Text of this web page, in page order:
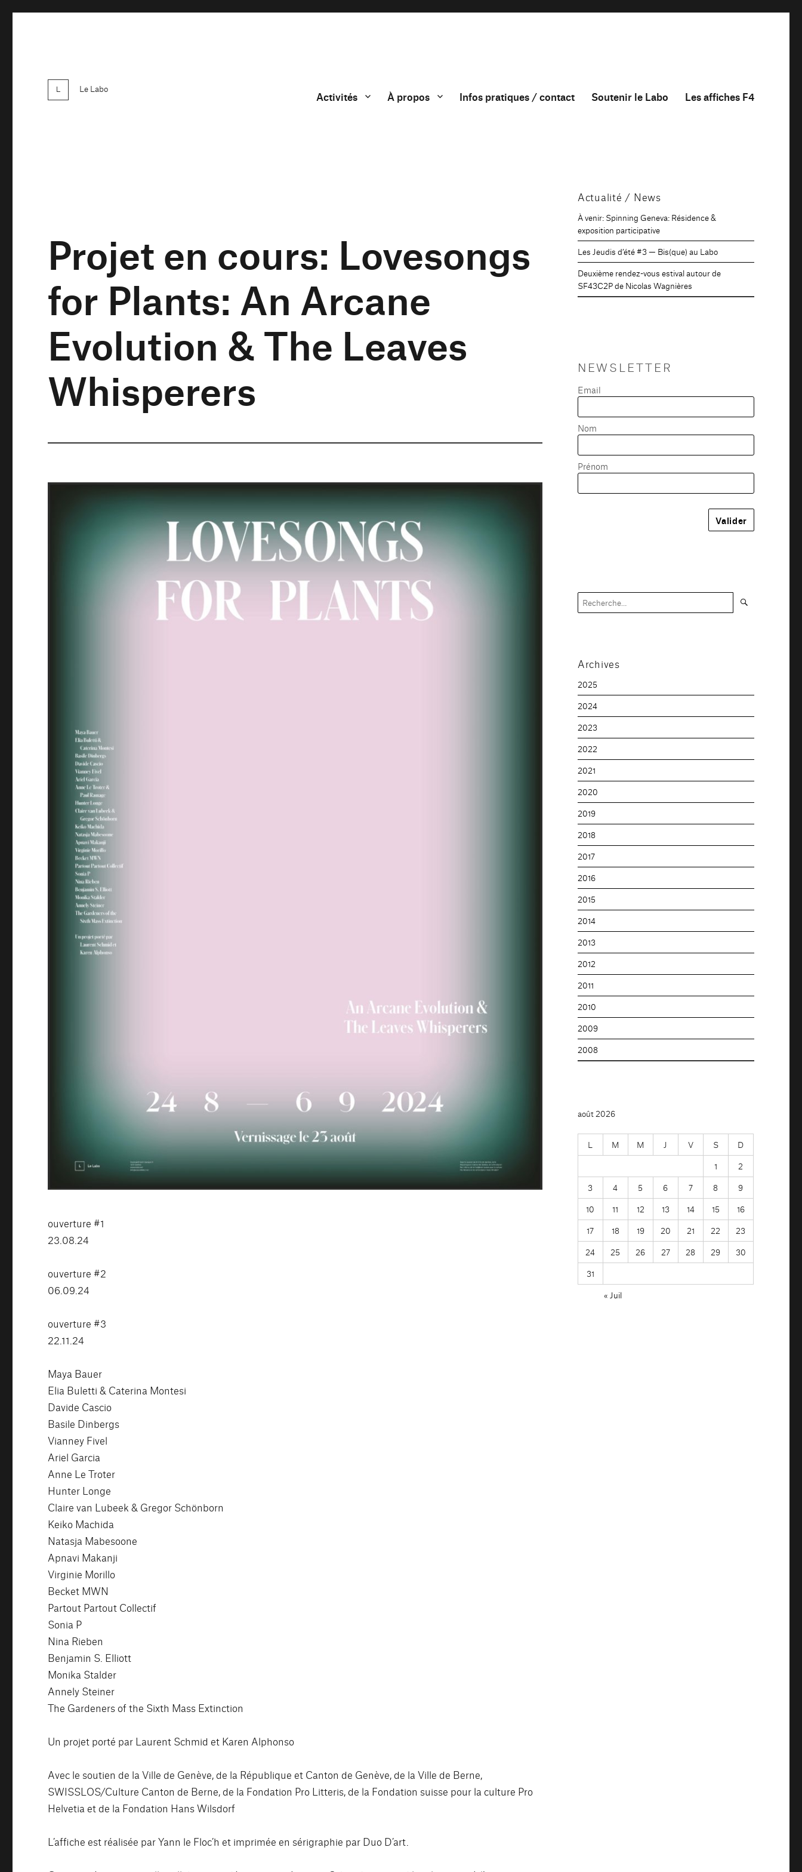
Le Labo
Activités À propos Infos pratiques / contact Soutenir le Labo Les affiches F4
Projet en cours: Lovesongs
for Plants: An Arcane
Evolution & The Leaves
Whisperers
ouverture #1
23.08.24
ouverture #2
06.09.24
ouverture #3
22.11.24
Maya Bauer
Elia Buletti & Caterina Montesi
Davide Cascio
Basile Dinbergs
Vianney Fivel
Ariel Garcia
Anne Le Troter
Hunter Longe
Claire van Lubeek & Gregor Schönborn
Keiko Machida
Natasja Mabesoone
Apnavi Makanji
Virginie Morillo
Becket MWN
Partout Partout Collectif
Sonia P
Nina Rieben
Benjamin S. Elliott
Monika Stalder
Annely Steiner
The Gardeners of the Sixth Mass Extinction
Un projet porté par Laurent Schmid et Karen Alphonso
Avec le soutien de la Ville de Genève, de la République et Canton de Genève, de la Ville de Berne,
SWISSLOS/Culture Canton de Berne, de la Fondation Pro Litteris, de la Fondation suisse pour la culture Pro
Helvetia et de la Fondation Hans Wilsdorf
L’affiche est réalisée par Yann le Floc’h et imprimée en sérigraphie par Duo D’art.
Actualité / News
À venir: Spinning Geneva: Résidence &
exposition participative
Les Jeudis d’été #3 — Bis(que) au Labo
Deuxième rendez-vous estival autour de
SF43C2P de Nicolas Wagnières
NEWSLETTER
Email
Nom
Prénom
Recherche
pour :
Archives
2025
2024
2023
2022
2021
2020
2019
2018
2017
2016
2015
2014
2013
2012
2011
2010
2009
2008
août 2026
L M M J V S
D
1
2
3
4 5 6 7 8
9
10
11 12 13 14 15
16
17
18 19 20 21 22
23
24
25 26 27 28 29
30
31
« Juil